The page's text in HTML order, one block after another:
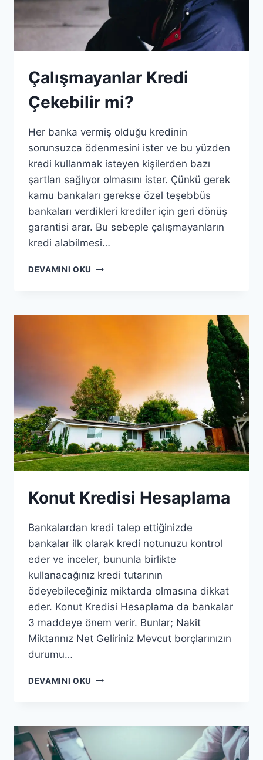
Çalışmayanlar Kredi
Çekebilir mi?
Her banka vermiş olduğu kredinin
sorunsuzca ödenmesini ister ve bu yüzden
kredi kullanmak isteyen kişilerden bazı
şartları sağlıyor olmasını ister. Çünkü gerek
kamu bankaları gerekse özel teşebbüs
bankaları verdikleri krediler için geri dönüş
garantisi arar. Bu sebeple çalışmayanların
kredi alabilmesi…
DEVAMINI OKU ÇALIŞMAYANLAR
Konut Kredisi Hesaplama
Bankalardan kredi talep ettiğinizde
bankalar ilk olarak kredi notunuzu kontrol
eder ve inceler, bununla birlikte
kullanacağınız kredi tutarının
ödeyebileceğiniz miktarda olmasına dikkat
eder. Konut Kredisi Hesaplama da bankalar
3 maddeye önem verir. Bunlar; Nakit
Miktarınız Net Geliriniz Mevcut borçlarınızın
durumu…
DEVAMINI OKU KONUT